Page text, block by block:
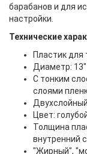
барабанов и для
настройки.
Технические
Пластик для
Диаметр: 13"
С тонким
слоями
Двухслойный
Цвет:
Толщина
внутренний
"Жирный",